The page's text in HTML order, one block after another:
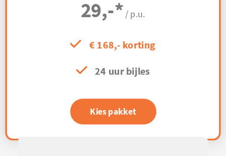
29,-* / p.u.
€ 168,- korting
24 uur bijles
Kies pakket